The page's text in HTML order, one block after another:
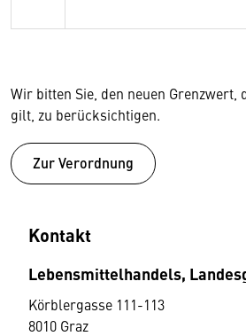
Wir bitten Sie, den neuen Grenzwert,
gilt, zu berücksichtigen.
Zur Verordnung
Kontakt
Lebensmittelhandels,
Körblergasse 111-113
8010 Graz